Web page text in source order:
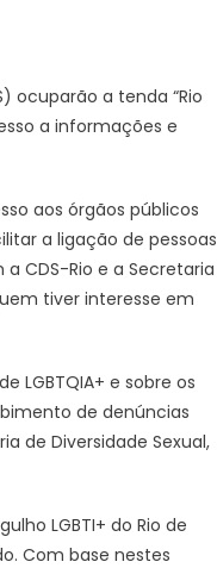
ocuparão a tenda “Rio
a informações e
aos órgãos públicos
a ligação de pessoas
CDS-Rio e a Secretaria
tiver interesse em
LGBTQIA+ e sobre os
de denúncias
de Diversidade Sexual,
LGBTI+ do Rio de
Com base nestes